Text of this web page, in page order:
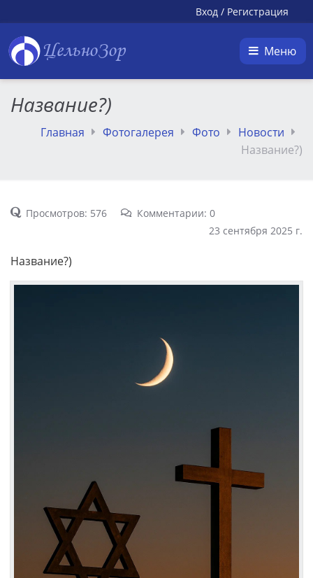
Вход / Регистрация
ЦельноЗор Меню
Название?)
Главная Фотогалерея Фото
Новости
Название?)
Просмотров: 576
Комментарии: 0
23 сентября 2025 г.
Название?)